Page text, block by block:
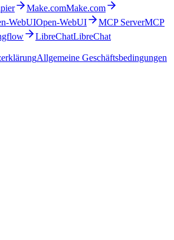
Make.comMake.com
WebUIOpen-WebUI MCP ServerMCP
LibreChatLibreChat
Allgemeine Geschäftsbedingungen